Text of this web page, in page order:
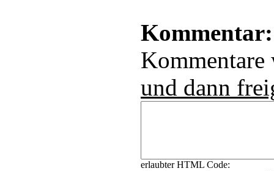
Kommentar:
und dann
erlaubter HTML Code: